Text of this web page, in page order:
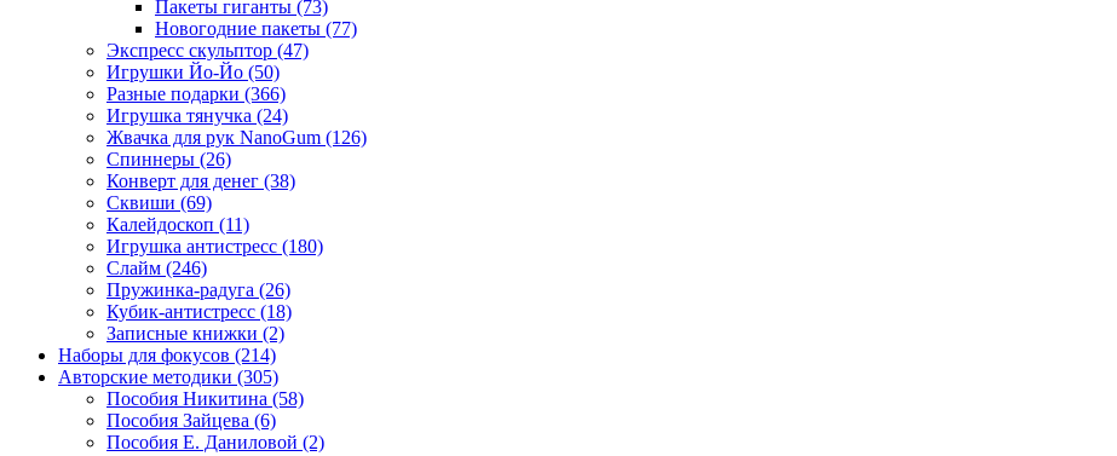
Пакеты гиганты (73)
Новогодние пакеты (77)
Экспресс скульптор (47)
Игрушки Йо-Йо (50)
Разные подарки (366)
Игрушка тянучка (24)
Жвачка для рук NanoGum (126)
Спиннеры (26)
Конверт для денег (38)
Сквиши (69)
Калейдоскоп (11)
Игрушка антистресс (180)
Слайм (246)
Пружинка-радуга (26)
Кубик-антистресс (18)
Записные книжки (2)
Наборы для фокусов (214)
Авторские методики (305)
Пособия Никитина (58)
Пособия Зайцева (6)
Пособия Е. Даниловой (2)